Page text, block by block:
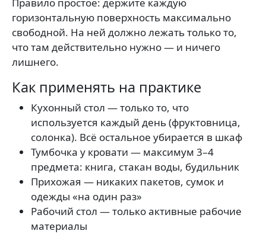
Правило простое: держите каждую
горизонтальную поверхность максимально
свободной. На ней должно лежать только то,
что там действительно нужно — и ничего
лишнего.
Как применять на практике
Кухонный стол — только то, что
используется каждый день (фруктовница,
солонка). Всё остальное убирается в шкаф
Тумбочка у кровати — максимум 3–4
предмета: книга, стакан воды, будильник
Прихожая — никаких пакетов, сумок и
одежды «на один раз»
Рабочий стол — только активные рабочие
материалы